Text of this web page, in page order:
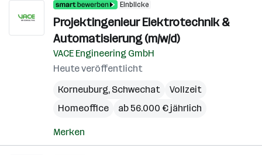
Einblicke
Projektingenieur Elektrotechnik &
Automatisierung (m/w/d)
VACE Engineering GmbH
Heute veröffentlicht
Korneuburg, Schwechat
Vollzeit
Homeoffice
ab 56.000 € jährlich
Merken